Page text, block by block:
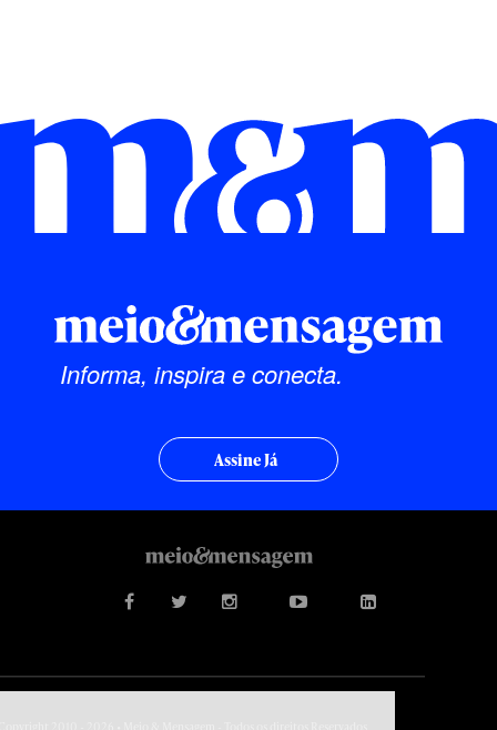
Informa, inspira e conecta.
Assine Já